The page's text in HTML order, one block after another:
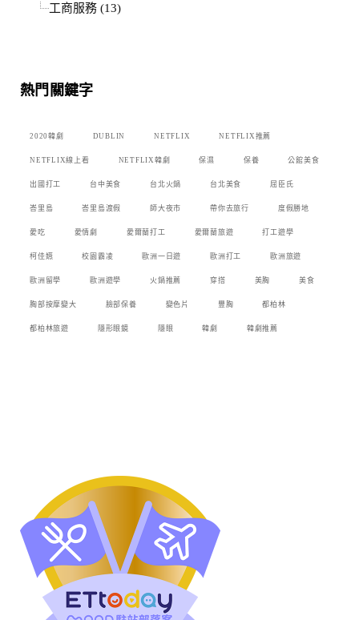
工商服務 (13)
熱門關鍵字
2020韓劇 DUBLIN NETFLIX NETFLIX推薦
NETFLIX線上看 NETFLIX韓劇 保濕 保養 公館美食
出國打工 台中美食 台北火鍋 台北美食 屈臣氏
峇里島 峇里島渡假 師大夜市 帶你去旅行 度假勝地
愛吃 愛情劇 愛爾蘭打工 愛爾蘭旅遊 打工遊學
柯佳嬿 校園霸凌 歐洲一日遊 歐洲打工 歐洲旅遊
歐洲留學 歐洲遊學 火鍋推薦 穿搭 美胸 美食
胸部按摩變大 臉部保養 變色片 豐胸 都柏林
都柏林旅遊 隱形眼鏡 隱眼 韓劇 韓劇推薦